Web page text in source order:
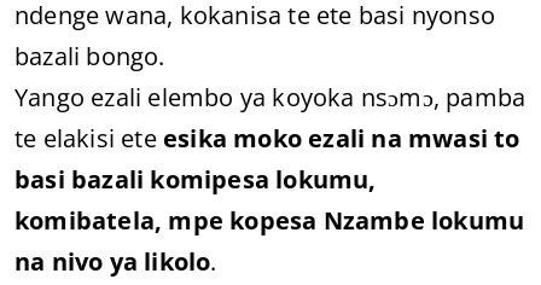
ndenge wana, kokanisa te ete basi nyonso
bazali bongo.
Yango ezali elembo ya koyoka nsɔmɔ, pamba
te elakisi ete esika moko ezali na mwasi to
basi bazali komipesa lokumu,
komibatela, mpe kopesa Nzambe lokumu
na nivo ya likolo.